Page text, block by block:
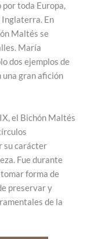
por toda Europa,
Inglaterra. En
Maltés se
María
dos ejemplos de
gran afición
el Bichón Maltés
su carácter
Fue durante
forma de
preservar y
de la